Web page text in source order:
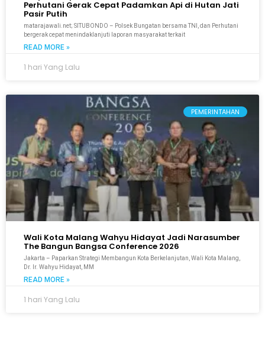
Perhutani Gerak Cepat Padamkan Api di Hutan Jati
Pasir Putih
matarajawali.net; SITUBONDO – Polsek Bungatan bersama TNI, dan Perhutani
bergerak cepat menindaklanjuti laporan masyarakat terkait
READ MORE »
1 hari Yang Lalu
PEMERINTAHAN
Wali Kota Malang Wahyu Hidayat Jadi Narasumber
The Bangun Bangsa Conference 2026
Jakarta – Paparkan Strategi Membangun Kota Berkelanjutan, Wali Kota Malang,
Dr. Ir. Wahyu Hidayat, MM
READ MORE »
1 hari Yang Lalu